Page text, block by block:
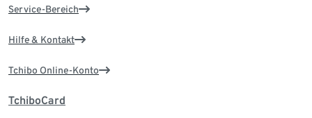
Service-Bereich
Hilfe & Kontakt
Tchibo Online-Konto
TchiboCard